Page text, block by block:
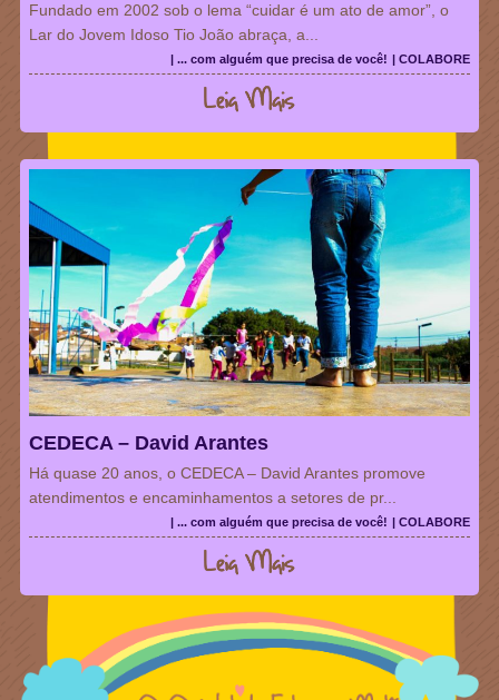
Fundado em 2002 sob o lema “cuidar é um ato de amor”, o
Lar do Jovem Idoso Tio João abraça, a...
| COLABORE
| ... com alguém que precisa de você!
CEDECA – David Arantes
Há quase 20 anos, o CEDECA – David Arantes promove
atendimentos e encaminhamentos a setores de pr...
| COLABORE
| ... com alguém que precisa de você!